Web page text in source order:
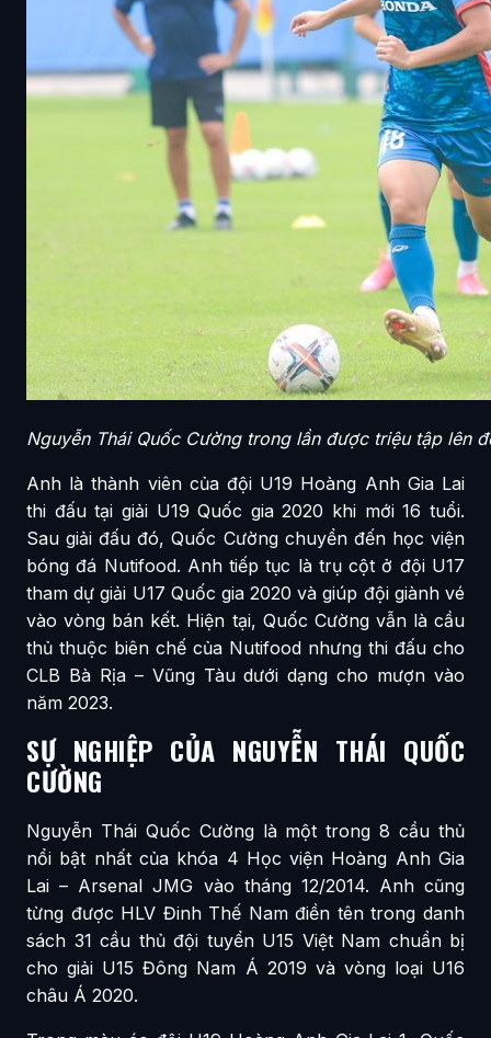
Nguyễn Thái Quốc Cường trong lần được triệu tập lên
Anh là thành viên của đội U19 Hoàng Anh Gia Lai
thi đấu tại giải U19 Quốc gia 2020 khi mới 16 tuổi.
Sau giải đấu đó, Quốc Cường chuyển đến học viện
bóng đá Nutifood. Anh tiếp tục là trụ cột ở đội U17
tham dự giải U17 Quốc gia 2020 và giúp đội giành vé
vào vòng bán kết. Hiện tại, Quốc Cường vẫn là cầu
thủ thuộc biên chế của Nutifood nhưng thi đấu cho
CLB Bà Rịa – Vũng Tàu dưới dạng cho mượn vào
năm 2023.
SỰ NGHIỆP CỦA NGUYỄN THÁI QUỐC
CƯỜNG
Nguyễn Thái Quốc Cường là một trong 8 cầu thủ
nổi bật nhất của khóa 4 Học viện Hoàng Anh Gia
Lai – Arsenal JMG vào tháng 12/2014. Anh cũng
từng được HLV Đinh Thế Nam điền tên trong danh
sách 31 cầu thủ đội tuyển U15 Việt Nam chuẩn bị
cho giải U15 Đông Nam Á 2019 và vòng loại U16
châu Á 2020.